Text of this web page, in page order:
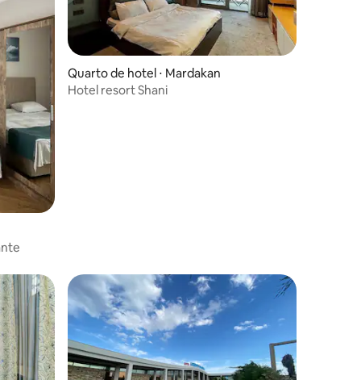
Quarto de hotel ⋅ Mardakan
Hotel resort Shani